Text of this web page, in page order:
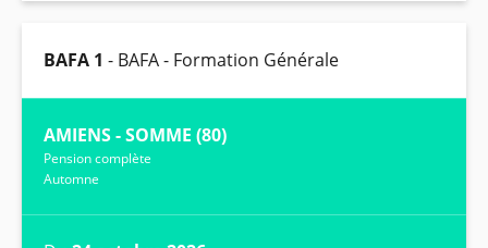
BAFA 1 - BAFA - Formation Générale
AMIENS - SOMME (80)
Pension complète
Automne